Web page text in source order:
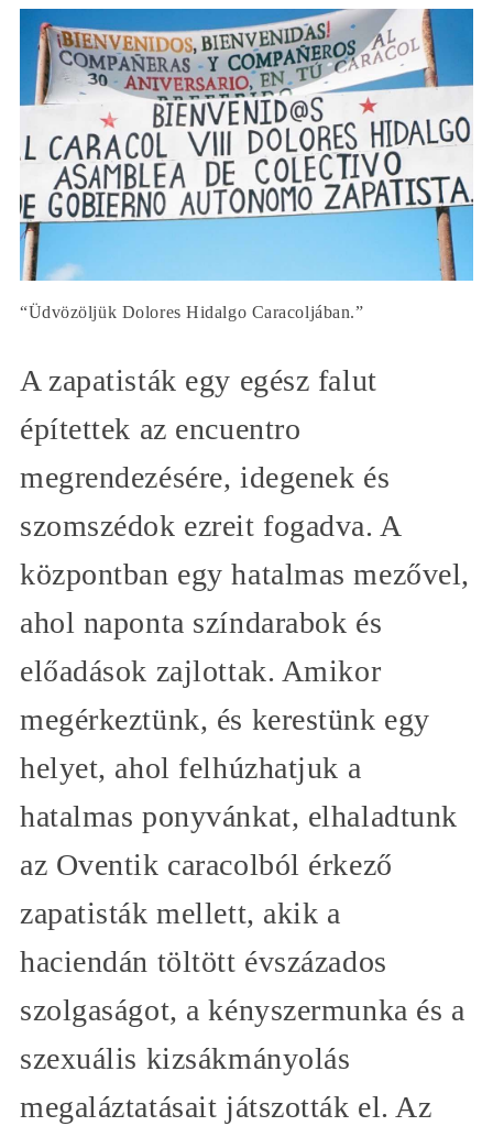
“Üdvözöljük Dolores Hidalgo Caracoljában.”
A zapatisták egy egész falut
építettek az encuentro
megrendezésére, idegenek és
szomszédok ezreit fogadva. A
központban egy hatalmas mezővel,
ahol naponta színdarabok és
előadások zajlottak. Amikor
megérkeztünk, és kerestünk egy
helyet, ahol felhúzhatjuk a
hatalmas ponyvánkat, elhaladtunk
az Oventik caracolból érkező
zapatisták mellett, akik a
haciendán töltött évszázados
szolgaságot, a kényszermunka és a
szexuális kizsákmányolás
megaláztatásait játszották el. Az